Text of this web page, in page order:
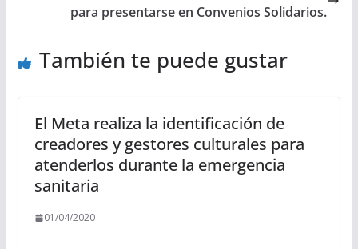
para presentarse en Convenios Solidarios.
También te puede gustar
El Meta realiza la identificación de
creadores y gestores culturales para
atenderlos durante la emergencia
sanitaria
01/04/2020